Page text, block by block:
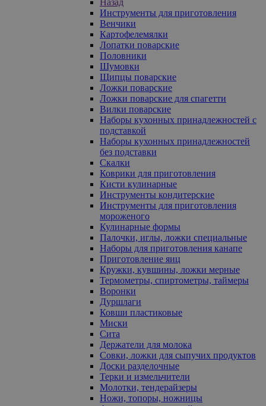
Инструменты для приготовления
Венчики
Картофелемялки
Лопатки поварские
Половники
Шумовки
Щипцы поварские
Ложки поварские
Ложки поварские для спагетти
Вилки поварские
Наборы кухонных принадлежностей с
подставкой
Наборы кухонных принадлежностей
без подставки
Скалки
Коврики для приготовления
Кисти кулинарные
Инструменты кондитерские
Инструменты для приготовления
мороженого
Кулинарные формы
Палочки, иглы, ложки специальные
Наборы для приготовления канапе
Приготовление яиц
Кружки, кувшины, ложки мерные
Термометры, спиртометры, таймеры
Воронки
Дуршлаги
Ковши пластиковые
Миски
Сита
Держатели для молока
Совки, ложки для сыпучих продуктов
Доски разделочные
Терки и измельчители
Молотки, тендерайзеры
Ножи, топоры, ножницы